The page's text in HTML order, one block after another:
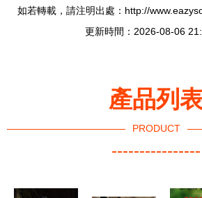
如若轉載，請注明出處：http://
更新時間：2026-08-06
產品列
PRODUCT
----------------